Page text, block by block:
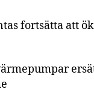
fortsätta att